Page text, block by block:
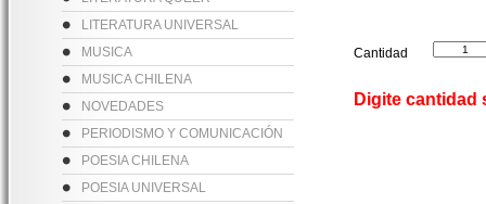
LITERATURA UNIVERSAL
MUSICA
MUSICA CHILENA
NOVEDADES
PERIODISMO Y COMUNICACIÓN
POESIA CHILENA
POESIA UNIVERSAL
Cantidad
Digite